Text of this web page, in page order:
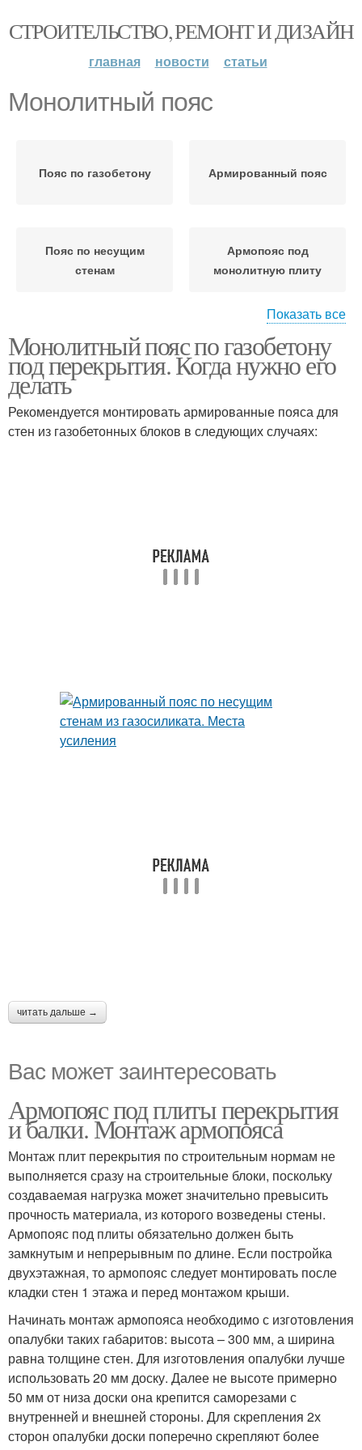
СТРОИТЕЛЬСТВО, РЕМОНТ И ДИЗАЙН
главная новости статьи
Монолитный пояс
Пояс по газобетону Армированный пояс
Пояс по несущим
стенам
Армопояс под
монолитную плиту
Армированные пояса Пояс для газобетона
Показать все
Монолитный пояс по газобетону
под перекрытия. Когда нужно его
делать
Рекомендуется монтировать армированные пояса для
стен из газобетонных блоков в следующих случаях:
читать дальше →
Вас может заинтересовать
Армопояс под плиты перекрытия
и балки. Монтаж армопояса
Монтаж плит перекрытия по строительным нормам не
выполняется сразу на строительные блоки, поскольку
создаваемая нагрузка может значительно превысить
прочность материала, из которого возведены стены.
Армопояс под плиты обязательно должен быть
замкнутым и непрерывным по длине. Если постройка
двухэтажная, то армопояс следует монтировать после
кладки стен 1 этажа и перед монтажом крыши.
Начинать монтаж армопояса необходимо с изготовления
опалубки таких габаритов: высота – 300 мм, а ширина
равна толщине стен. Для изготовления опалубки лучше
использовать 20 мм доску. Далее не высоте примерно
50 мм от низа доски она крепится саморезами с
внутренней и внешней стороны. Для скрепления 2х
сторон опалубки доски поперечно скрепляют более